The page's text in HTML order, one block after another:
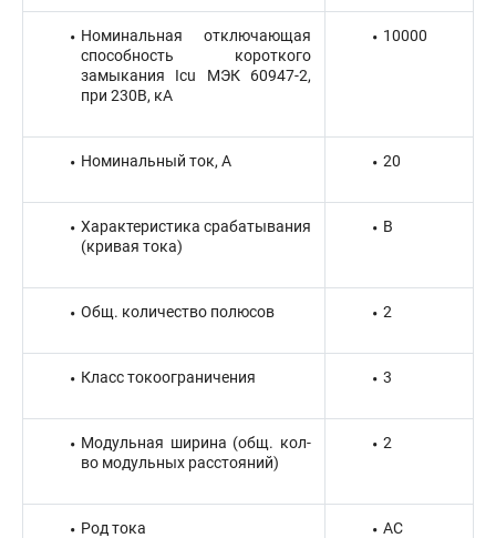
Номинальная отключающая
способность короткого
замыкания Icu МЭК 60947-2,
при 230В, кА
10000
Номинальный ток, А 20
Характеристика срабатывания
(кривая тока)
B
Общ. количество полюсов 2
Класс токоограничения 3
Модульная ширина (общ. кол-
во модульных расстояний)
2
Род тока
AC